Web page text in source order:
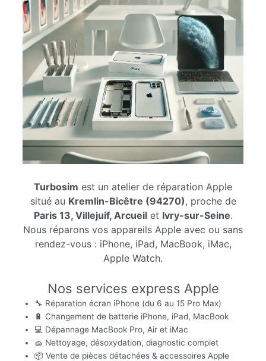
Turbosim est un atelier de réparation Apple
situé au Kremlin-Bicêtre (94270), proche de
Paris 13, Villejuif, Arcueilet Ivry-sur-Seine.
Nous réparons vos appareils Apple avec ou sans
rendez-vous : iPhone, iPad, MacBook, iMac,
Apple Watch.
Nos services express Apple
🔧 Réparation écran iPhone (du 6 au 15 Pro Max)
🔋 Changement de batterie iPhone, iPad, MacBook
💻 Dépannage MacBook Pro, Air et iMac
🧽 Nettoyage, désoxydation, diagnostic complet
📦 Vente de pièces détachées & accessoires Apple